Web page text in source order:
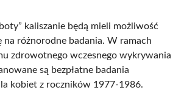
kaliszanie będą mieli możliwość
na różnorodne badania. W ramach
zdrowotnego wczesnego wykrywania
są bezpłatne badania
kobiet z roczników 1977-1986.